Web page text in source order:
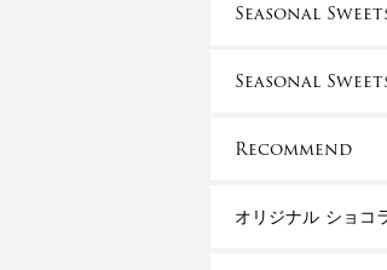
Seasonal Sweets
Seasonal Sweets
Recommend
オリジナル ショコ